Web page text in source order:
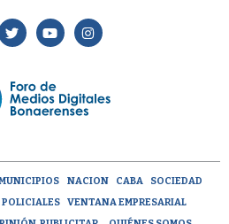
NACION CABA
SOCIEDAD
POLICIALES
VENTANA EMPRESARIAL